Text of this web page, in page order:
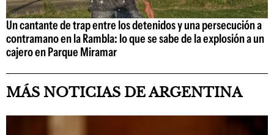
Un cantante de trap entre los detenidos y una persecución a
contramano en la Rambla: lo que se sabe de la explosión a un
cajero en Parque Miramar
MÁS NOTICIAS DE ARGENTINA